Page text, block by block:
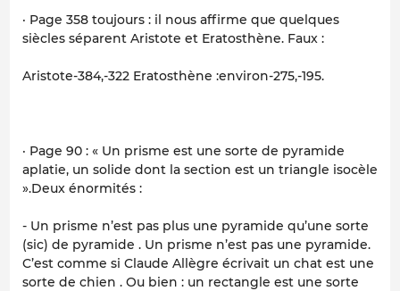
· Page 358 toujours : il nous affirme que quelques
siècles séparent Aristote et Eratosthène. Faux :
Aristote-384,-322 Eratosthène :environ-275,-195.
· Page 90 : « Un prisme est une sorte de pyramide
aplatie, un solide dont la section est un triangle isocèle
».Deux énormités :
- Un prisme n’est pas plus une pyramide qu’une sorte
(sic) de pyramide . Un prisme n’est pas une pyramide.
C’est comme si Claude Allègre écrivait un chat est une
sorte de chien . Ou bien : un rectangle est une sorte